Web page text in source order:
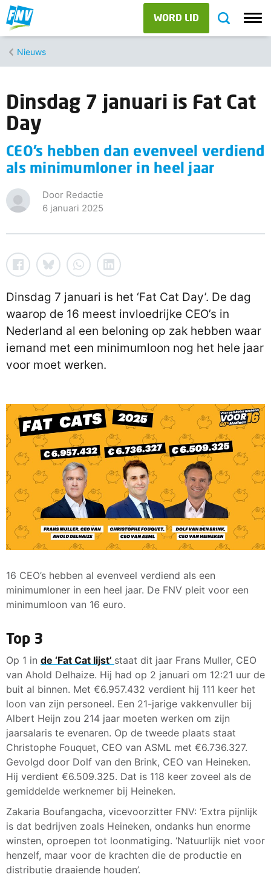
WORD LID
Nieuws
Dinsdag 7 januari is Fat Cat
Day
CEO’s hebben dan evenveel verdiend
als minimumloner in heel jaar
Door Redactie
6 januari 2025
Dinsdag 7 januari is het ‘Fat Cat Day’. De dag
waarop de 16 meest invloedrijke CEO’s in
Nederland al een beloning op zak hebben waar
iemand met een minimumloon nog het hele jaar
voor moet werken.
16 CEO’s hebben al evenveel verdiend als een
minimumloner in een heel jaar. De FNV pleit voor een
minimumloon van 16 euro.
Top 3
Op 1 in de ‘Fat Cat lijst’ staat dit jaar Frans Muller, CEO
van Ahold Delhaize. Hij had op 2 januari om 12:21 uur de
buit al binnen. Met €6.957.432 verdient hij 111 keer het
loon van zijn personeel. Een 21-jarige vakkenvuller bij
Albert Heijn zou 214 jaar moeten werken om zijn
jaarsalaris te evenaren. Op de tweede plaats staat
Christophe Fouquet, CEO van ASML met €6.736.327.
Gevolgd door Dolf van den Brink, CEO van Heineken.
Hij verdient €6.509.325. Dat is 118 keer zoveel als de
gemiddelde werknemer bij Heineken.
Zakaria Boufangacha, vicevoorzitter FNV: ‘Extra pijnlijk
is dat bedrijven zoals Heineken, ondanks hun enorme
winsten, oproepen tot loonmatiging. ‘Natuurlijk niet voor
henzelf, maar voor de krachten die de productie en
distributie draaiende houden’.